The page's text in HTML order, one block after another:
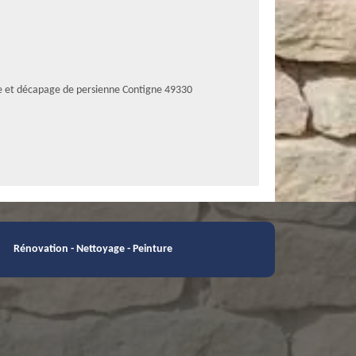
et décapage de persienne Contigne 49330
Rénovation - Nettoyage - Peinture